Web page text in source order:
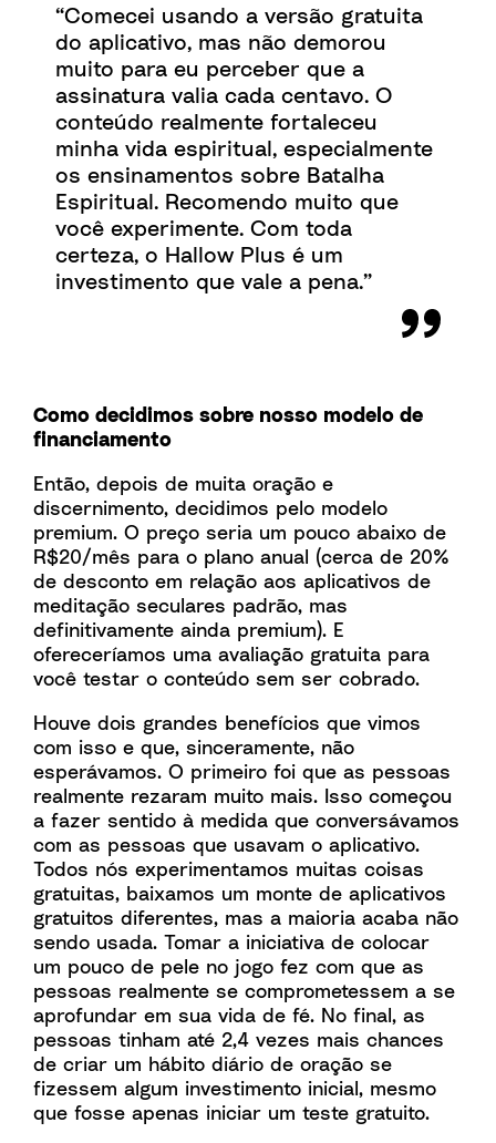
“Comecei usando a versão gratuita
do aplicativo, mas não demorou
muito para eu perceber que a
assinatura valia cada centavo. O
conteúdo realmente fortaleceu
minha vida espiritual, especialmente
os ensinamentos sobre Batalha
Espiritual. Recomendo muito que
você experimente. Com toda
certeza, o Hallow Plus é um
investimento que vale a pena.”
Como decidimos sobre nosso modelo de
financiamento
Então, depois de muita oração e
discernimento, decidimos pelo modelo
premium. O preço seria um pouco abaixo de
R$20/mês para o plano anual (cerca de 20%
de desconto em relação aos aplicativos de
meditação seculares padrão, mas
definitivamente ainda premium). E
ofereceríamos uma avaliação gratuita para
você testar o conteúdo sem ser cobrado.
Houve dois grandes benefícios que vimos
com isso e que, sinceramente, não
esperávamos. O primeiro foi que as pessoas
realmente rezaram muito mais. Isso começou
a fazer sentido à medida que conversávamos
com as pessoas que usavam o aplicativo.
Todos nós experimentamos muitas coisas
gratuitas, baixamos um monte de aplicativos
gratuitos diferentes, mas a maioria acaba não
sendo usada. Tomar a iniciativa de colocar
um pouco de pele no jogo fez com que as
pessoas realmente se comprometessem a se
aprofundar em sua vida de fé. No final, as
pessoas tinham até 2,4 vezes mais chances
de criar um hábito diário de oração se
fizessem algum investimento inicial, mesmo
que fosse apenas iniciar um teste gratuito.